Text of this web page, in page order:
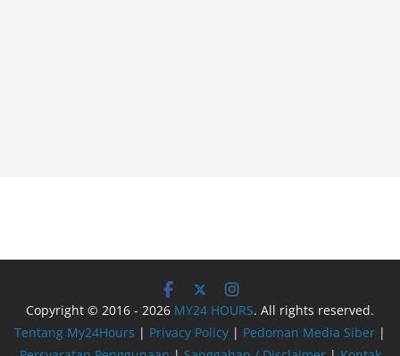
Copyright © 2016 - 2026 MY24 HOURS. All rights reserved.
Tentang My24Hours | Privacy Policy | Pedoman Media Siber |